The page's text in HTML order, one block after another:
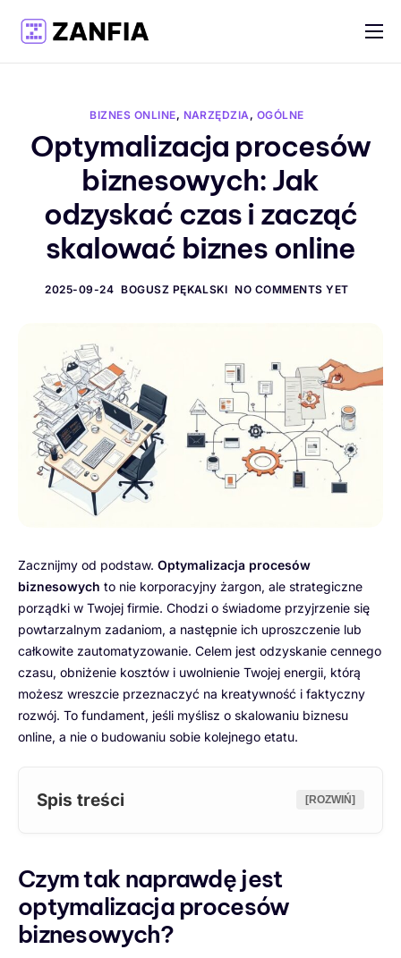
Funkcje
Cennik
Logowanie
Rejestracja
Polski
BIZNES ONLINE, NARZĘDZIA, OGÓLNE
Optymalizacja procesów
biznesowych: Jak
odzyskać czas i zacząć
skalować biznes online
2025-09-24 BOGUSZ PĘKALSKI NO COMMENTS YET
Zacznijmy od podstaw. Optymalizacja procesów
biznesowych to nie korporacyjny żargon, ale strategiczne
porządki w Twojej firmie. Chodzi o świadome przyjrzenie się
powtarzalnym zadaniom, a następnie ich uproszczenie lub
całkowite zautomatyzowanie. Celem jest odzyskanie cennego
czasu, obniżenie kosztów i uwolnienie Twojej energii, którą
możesz wreszcie przeznaczyć na kreatywność i faktyczny
rozwój. To fundament, jeśli myślisz o skalowaniu biznesu
online, a nie o budowaniu sobie kolejnego etatu.
Spis treści [ROZWIŃ]
Czym tak naprawdę jest
optymalizacja procesów
biznesowych?